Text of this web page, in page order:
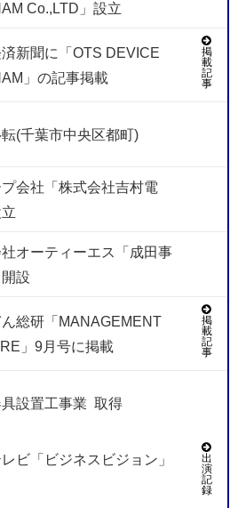
Co.,LTD」設立
済新聞に「OTS DEVICE
」の記事掲載
掲
載
記
事
(千葉市中央区都町)
会社「株式会社吉村電
オーティーエス「成田事
設
総研「MANAGEMENT
」9月号に掲載
掲
載
記
事
設置工事業 取得
ビ「ビジネスビジョン」
出
演
記
録